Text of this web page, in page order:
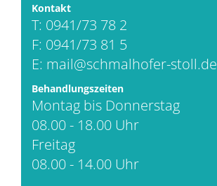
Kontakt
T: 0941/73 78 2
F: 0941/73 81 5
E: mail@schmalhofer-stoll.de
Behandlungszeiten
Montag bis Donnerstag
08.00 - 18.00 Uhr
Freitag
08.00 - 14.00 Uhr